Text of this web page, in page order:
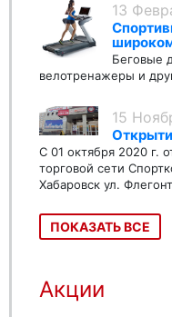
13
Беговые
велотренажеры и
15
С 01 октября 2020 г.
торговой сети
Хабаровск ул.
ПОКАЗАТЬ ВСЕ
Акции